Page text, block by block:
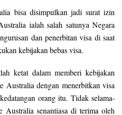
bisa disimpulkan jadi surat izin
ialah salah satunya Negara
dan penerbitan visa di saat
kebijakan bebas visa.
ketat dalam memberi kebijakan
Australia dengan menerbitkan visa
orang itu. Tidak selama-
Australia senantiasa di terima oleh